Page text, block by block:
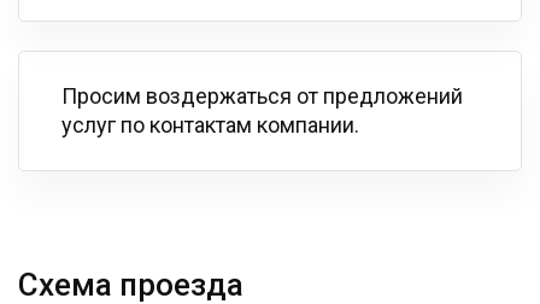
Просим воздержаться от предложений
услуг по контактам компании.
Схема проезда